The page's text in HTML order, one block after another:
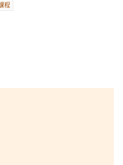
程
到不少良師益友，導
神，令我在拼搏升讀
廣泛的醫療知識，讓
入讀護理系的目標更
無限的可能」一時的